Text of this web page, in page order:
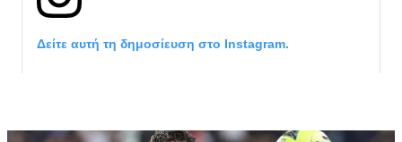
Δείτε αυτή τη δημοσίευση στο Instagram.